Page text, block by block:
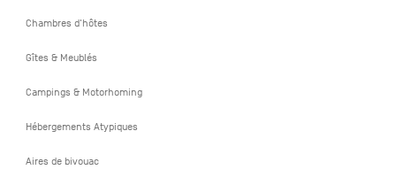
Chambres d'hôtes
Gîtes & Meublés
Campings & Motorhoming
Hébergements Atypiques
Aires de bivouac